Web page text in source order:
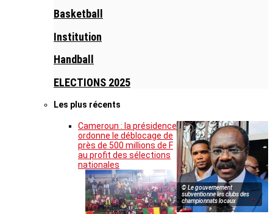
Basketball
Institution
Handball
ELECTIONS 2025
Les plus récents
© Le gouvernement
subventionne les clubs des
championnats locaux
Cameroun : la présidence
ordonne le déblocage de
près de 500 millions de F
au profit des sélections
nationales